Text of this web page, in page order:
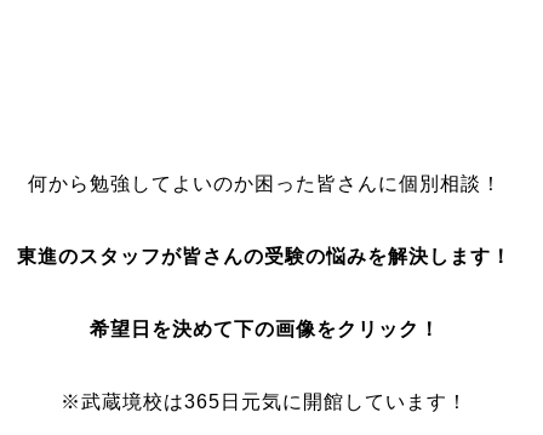
何から勉強してよいのか困った皆さんに個別相談！
東進のスタッフが皆さんの受験の悩みを解決します！
希望日を決めて下の画像をクリック！
※武蔵境校は365日元気に開館しています！